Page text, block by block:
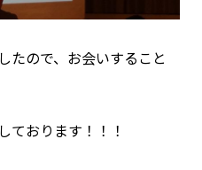
たので、お会いすること
ております！！！